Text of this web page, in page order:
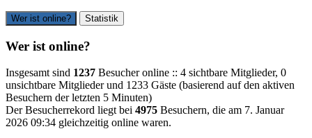
Wer ist online? Statistik
Wer ist online?
Insgesamt sind 1237 Besucher online :: 4 sichtbare Mitglieder, 0
unsichtbare Mitglieder und 1233 Gäste (basierend auf den aktiven
Besuchern der letzten 5 Minuten)
Der Besucherrekord liegt bei 4975 Besuchern, die am 7. Januar
2026 09:34 gleichzeitig online waren.